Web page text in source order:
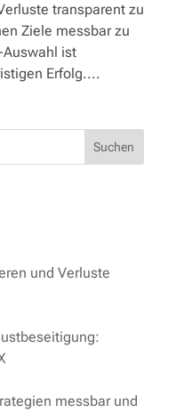
transparent zu
Ziele messbar zu
ist
Erfolg....
Suchen
und Verluste
messbar und